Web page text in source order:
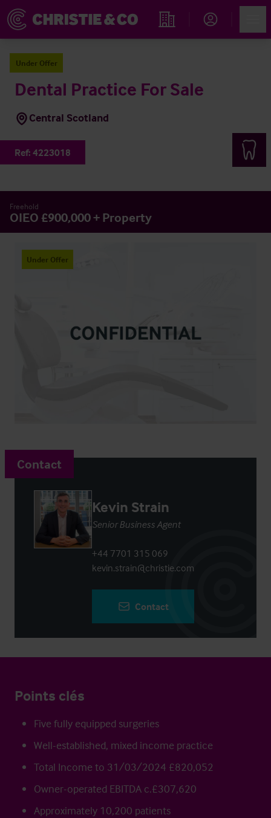
Rechercher un hôtel
Under Offer
Dental Practice For Sale
Central Scotland
Ref: 4223018
Freehold
OIEO £900,000 + Property
Under Offer
Contact
Kevin Strain
Senior Business Agent
+44 7701 315 069
kevin.strain@christie.com
Contact
Points clés
Five fully equipped surgeries
Well-established, mixed income practice
Total Income to 31/03/2024 £820,052
Owner-operated EBITDA c.£307,620
Approximately 10,200 patients